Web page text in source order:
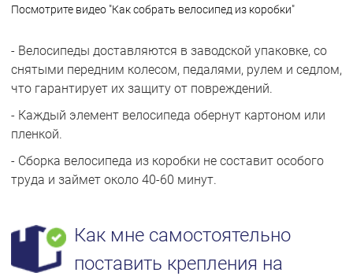
Посмотрите видео "Как собрать велосипед из коробки"
- Велосипеды доставляются в заводской упаковке, со
снятыми передним колесом, педалями, рулем и седлом,
что гарантирует их защиту от повреждений.
- Каждый элемент велосипеда обернут картоном или
пленкой.
- Сборка велосипеда из коробки не составит особого
труда и займет около 40-60 минут.
Как мне самостоятельно
поставить крепления на